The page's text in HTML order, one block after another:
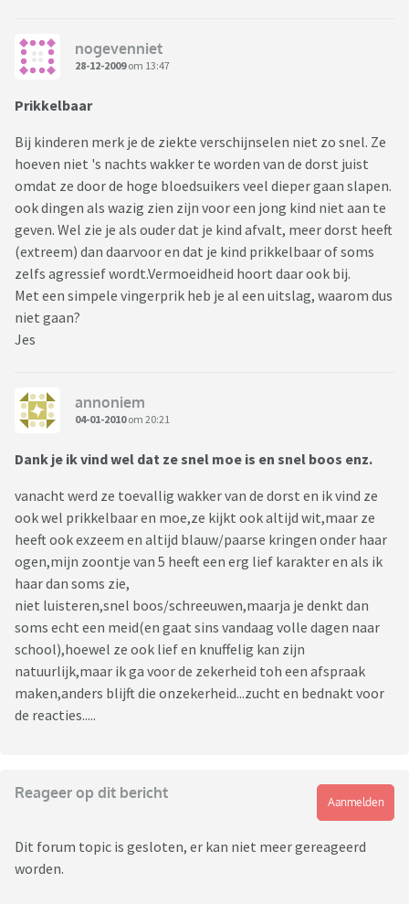
nogevenniet
28-12-2009om 13:47
Prikkelbaar
Bij kinderen merk je de ziekte verschijnselen niet zo snel. Ze
hoeven niet 's nachts wakker te worden van de dorst juist
omdat ze door de hoge bloedsuikers veel dieper gaan slapen.
ook dingen als wazig zien zijn voor een jong kind niet aan te
geven. Wel zie je als ouder dat je kind afvalt, meer dorst heeft
(extreem) dan daarvoor en dat je kind prikkelbaar of soms
zelfs agressief wordt.Vermoeidheid hoort daar ook bij.
Met een simpele vingerprik heb je al een uitslag, waarom dus
niet gaan?
Jes
annoniem
04-01-2010om 20:21
Dank je ik vind wel dat ze snel moe is en snel boos enz.
vanacht werd ze toevallig wakker van de dorst en ik vind ze
ook wel prikkelbaar en moe,ze kijkt ook altijd wit,maar ze
heeft ook exzeem en altijd blauw/paarse kringen onder haar
ogen,mijn zoontje van 5 heeft een erg lief karakter en als ik
haar dan soms zie,
niet luisteren,snel boos/schreeuwen,maarja je denkt dan
soms echt een meid(en gaat sins vandaag volle dagen naar
school),hoewel ze ook lief en knuffelig kan zijn
natuurlijk,maar ik ga voor de zekerheid toh een afspraak
maken,anders blijft die onzekerheid...zucht en bednakt voor
de reacties.....
Reageer op dit bericht
Aanmelden
Dit forum topic is gesloten, er kan niet meer gereageerd
worden.